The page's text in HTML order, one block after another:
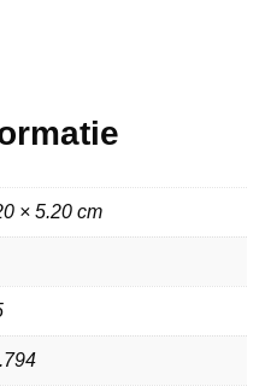
× 5.20 cm